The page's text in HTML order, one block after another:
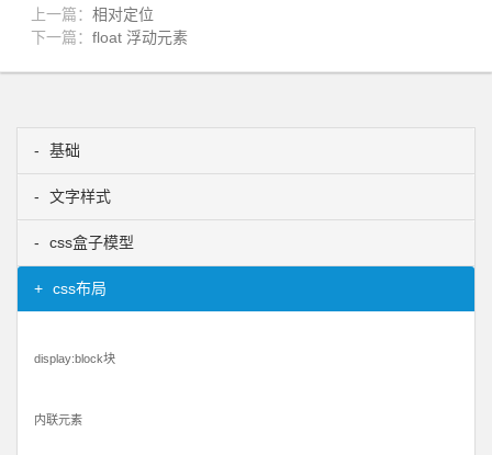
上一篇： 相对定位
下一篇： float 浮动元素
基础
文字样式
css盒子模型
css布局
display:block块
内联元素